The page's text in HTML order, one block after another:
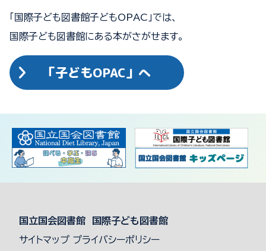
「国際子ども図書館子どもOPAC」では、
国際子ども図書館にある本がさがせます。
「子どもOPAC」へ
国立国会図書館 国際子ども図書館
サイトマップ プライバシーポリシー